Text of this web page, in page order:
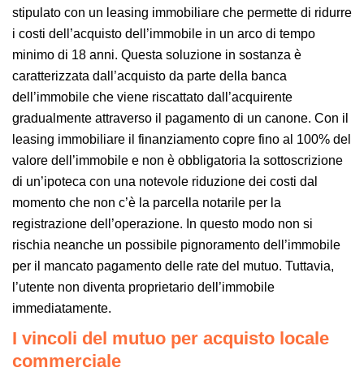
stipulato con un leasing immobiliare che permette di ridurre
i costi dell’acquisto dell’immobile in un arco di tempo
minimo di 18 anni. Questa soluzione in sostanza è
caratterizzata dall’acquisto da parte della banca
dell’immobile che viene riscattato dall’acquirente
gradualmente attraverso il pagamento di un canone. Con il
leasing immobiliare il finanziamento copre fino al 100% del
valore dell’immobile e non è obbligatoria la sottoscrizione
di un’ipoteca con una notevole riduzione dei costi dal
momento che non c’è la parcella notarile per la
registrazione dell’operazione. In questo modo non si
rischia neanche un possibile pignoramento dell’immobile
per il mancato pagamento delle rate del mutuo. Tuttavia,
l’utente non diventa proprietario dell’immobile
immediatamente.
I vincoli del mutuo per acquisto locale
commerciale